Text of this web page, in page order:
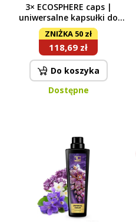
3× ECOSPHERE caps |
uniwersalne kapsułki do
prania | skoncentrowane |
90 prań
ZNIŻKA 50 zł
118,69 zł
Do koszyka
Dostępne